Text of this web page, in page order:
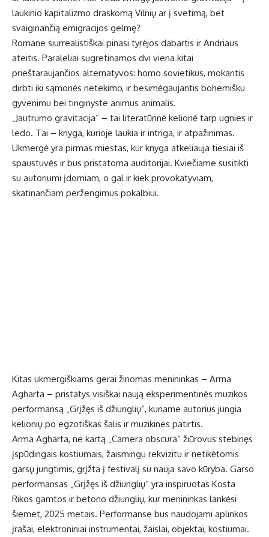
laukinio kapitalizmo draskomą Vilnių ar į svetimą, bet
svaiginančią emigracijos gelmę?
Romane siurrealistiškai pinasi tyrėjos dabartis ir Andriaus
ateitis. Paraleliai sugretinamos dvi viena kitai
prieštaraujančios alternatyvos: homo sovietikus, mokantis
dirbti iki sąmonės netekimo, ir besimėgaujantis bohemišku
gyvenimu bei tinginyste animus animalis.
„Jautrumo gravitacija“ – tai literatūrinė kelionė tarp ugnies ir
ledo. Tai – knyga, kurioje laukia ir intriga, ir atpažinimas.
Ukmergė yra pirmas miestas, kur knyga atkeliauja tiesiai iš
spaustuvės ir bus pristatoma auditorijai. Kviečiame susitikti
su autoriumi įdomiam, o gal ir kiek provokatyviam,
skatinančiam peržengimus pokalbiui.
Kitas ukmergiškiams gerai žinomas menininkas – Arma
Agharta – pristatys visiškai naują eksperimentinės muzikos
performansą „Grįžęs iš džiunglių“, kuriame autorius jungia
kelionių po egzotiškas šalis ir muzikines patirtis.
Arma Agharta, ne kartą „Camera obscura“ žiūrovus stebinęs
įspūdingais kostiumais, žaismingu rekvizitu ir netikėtomis
garsų jungtimis, grįžta į festivalį su nauja savo kūryba. Garso
performansas „Grįžęs iš džiunglių“ yra inspiruotas Kosta
Rikos gamtos ir betono džiunglių, kur menininkas lankėsi
šiemet, 2025 metais. Performanse bus naudojami aplinkos
įrašai, elektroniniai instrumentai, žaislai, objektai, kostiumai.